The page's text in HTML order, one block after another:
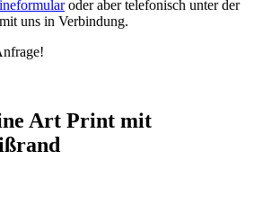
oder aber telefonisch unter der
uns in Verbindung.
Art Print mit